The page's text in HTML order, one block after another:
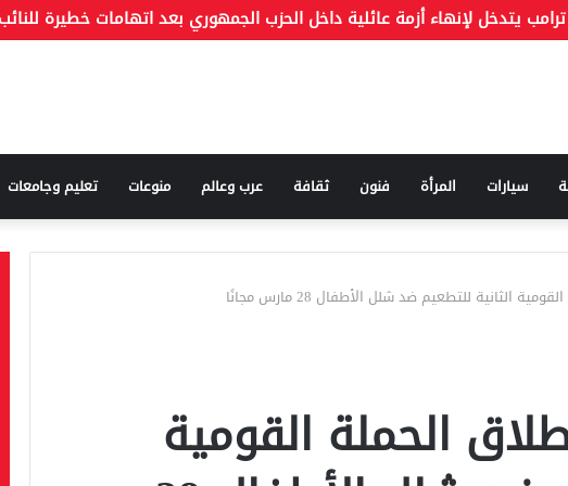
سيارات المرأة فنون ثقافة عرب وعالم منوعات تعليم وجامعات
الثانية للتطعيم ضد شلل الأطفال 28 مارس مجانًا
الحملة القومية